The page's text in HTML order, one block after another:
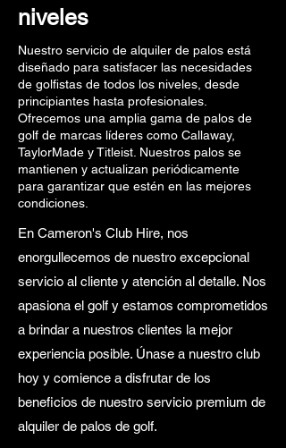
niveles
Nuestro servicio de alquiler de palos está
diseñado para satisfacer las necesidades
de golfistas de todos los niveles, desde
principiantes hasta profesionales.
Ofrecemos una amplia gama de palos de
golf de marcas líderes como Callaway,
TaylorMade y Titleist. Nuestros palos se
mantienen y actualizan periódicamente
para garantizar que estén en las mejores
condiciones.
En Cameron's Club Hire, nos
enorgullecemos de nuestro excepcional
servicio al cliente y atención al detalle. Nos
apasiona el golf y estamos comprometidos
a brindar a nuestros clientes la mejor
experiencia posible. Únase a nuestro club
hoy y comience a disfrutar de los
beneficios de nuestro servicio premium de
alquiler de palos de golf.